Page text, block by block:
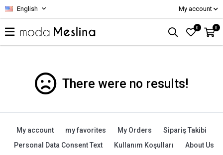
English My account
0 0
There were no results!
My account my favorites My Orders
Sipariş Takibi
Personal Data Consent Text
Kullanım Koşulları About Us